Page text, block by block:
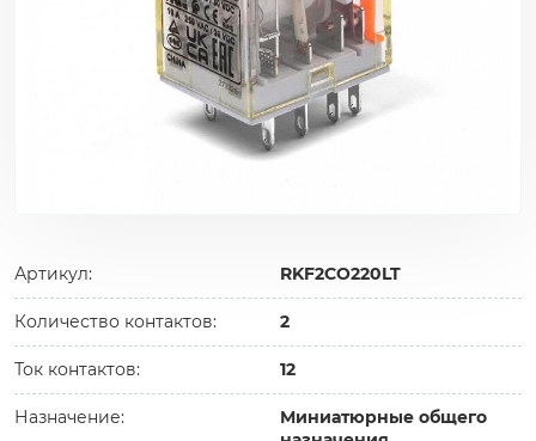
Артикул: RKF2CO220LT
Количество контактов: 2
Ток контактов: 12
Назначение:
Миниатюрные общего